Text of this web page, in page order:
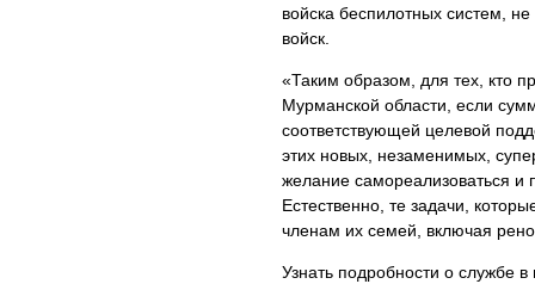
войска беспилотных систем,
войск.
«Таким образом, для тех, кто
Мурманской области, если
соответствующей целевой
этих новых, незаменимых,
желание самореализоваться и
Естественно, те задачи,
членам их семей, включая
Узнать подробности о службе